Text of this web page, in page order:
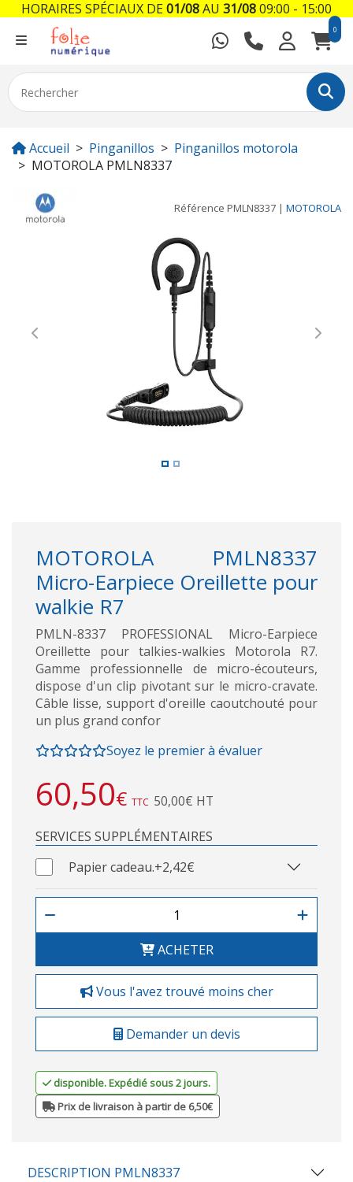
0
Accueil Pinganillos
Pinganillos motorola
MOTOROLA PMLN8337
Référence PMLN8337 | MOTOROLA
Previous Next
MOTOROLA PMLN8337
Micro-Earpiece Oreillette pour
walkie R7
PMLN-8337 PROFESSIONAL Micro-Earpiece
Oreillette pour talkies-walkies Motorola R7.
Gamme professionnelle de micro-écouteurs,
dispose d'un clip pivotant sur le micro-cravate.
Câble lisse, support d'oreille caoutchouté pour
un plus grand confor
Soyez le premier à évaluer
60,50€ TTC 50,00€ HT
SERVICES SUPPLÉMENTAIRES
Papier cadeau.+2,42€
ACHETER
Vous l'avez trouvé moins cher
Demander un devis
disponible. Expédié sous 2 jours.
Prix de livraison à partir de 6,50€
DESCRIPTION PMLN8337
HORAIRES SPÉCIAUX DE01/08AU 31/0809:00 - 15:00